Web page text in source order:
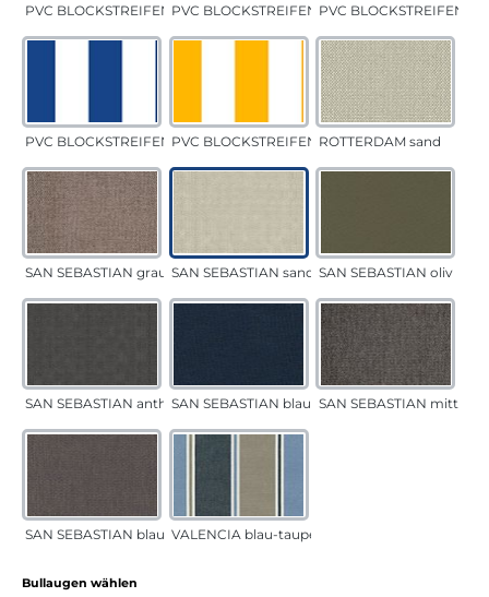
PVC BLOCKSTREIFEN rotPVC BLOCKSTREIFEN grünPVC BLOCKSTREIFEN
PVC BLOCKSTREIFEN blauPVC BLOCKSTREIFEN gelbROTTERDAM sand
SAN SEBASTIAN grau-sandSAN SEBASTIAN sand SAN SEBASTIAN oliv
SAN SEBASTIAN anthrazitSAN SEBASTIAN blau SAN SEBASTIAN
SAN SEBASTIAN blau-sandVALENCIA blau-taupe
Bullaugen wählen